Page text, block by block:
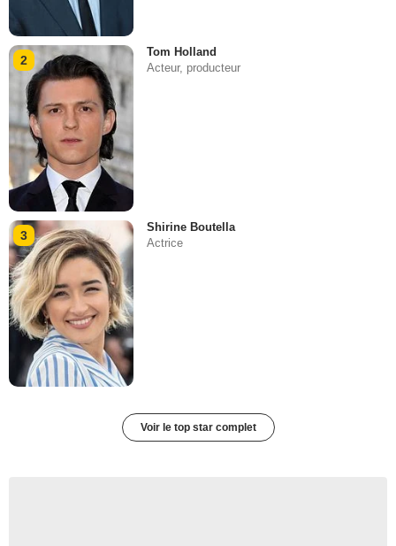
2
Tom Holland
Acteur, producteur
3
Shirine Boutella
Actrice
Voir le top star complet